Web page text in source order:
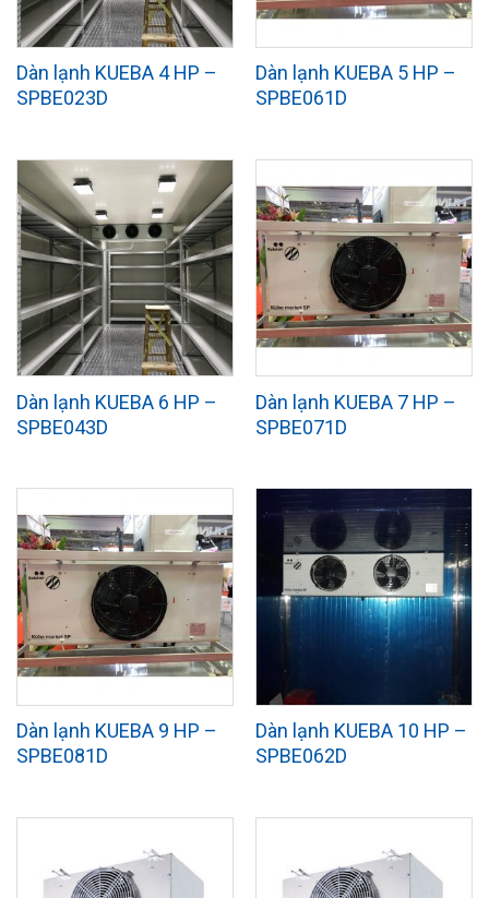
Dàn lạnh KUEBA 4 HP –
SPBE023D
Dàn lạnh KUEBA 5 HP –
SPBE061D
Dàn lạnh KUEBA 6 HP –
SPBE043D
Dàn lạnh KUEBA 7 HP –
SPBE071D
Dàn lạnh KUEBA 9 HP –
SPBE081D
Dàn lạnh KUEBA 10 HP –
SPBE062D